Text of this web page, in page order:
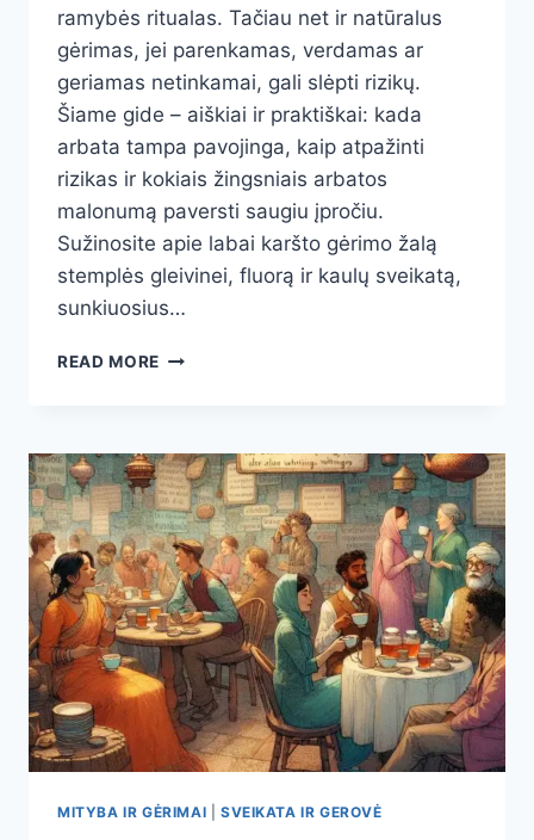
ramybės ritualas. Tačiau net ir natūralus
gėrimas, jei parenkamas, verdamas ar
geriamas netinkamai, gali slėpti rizikų.
Šiame gide – aiškiai ir praktiškai: kada
arbata tampa pavojinga, kaip atpažinti
rizikas ir kokiais žingsniais arbatos
malonumą paversti saugiu įpročiu.
Sužinosite apie labai karšto gėrimo žalą
stemplės gleivinei, fluorą ir kaulų sveikatą,
sunkiuosius…
READ MORE ARBATA
MOKSLIŠKAI
PAGRĮSTOS
RIZIKOS
IR
KAIP
JŲ
IŠVENGTI
MITYBA IR GĖRIMAI SVEIKATA IR GEROVĖ